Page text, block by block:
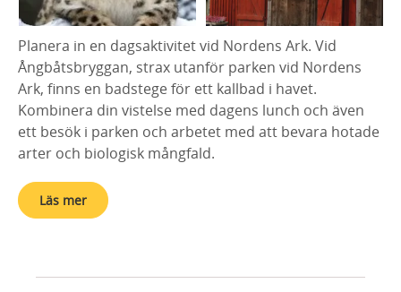
Planera in en dagsaktivitet vid Nordens Ark. Vid
Ångbåtsbryggan, strax utanför parken vid Nordens
Ark, finns en badstege för ett kallbad i havet.
Kombinera din vistelse med dagens lunch och även
ett besök i parken och arbetet med att bevara hotade
arter och biologisk mångfald.
Läs mer